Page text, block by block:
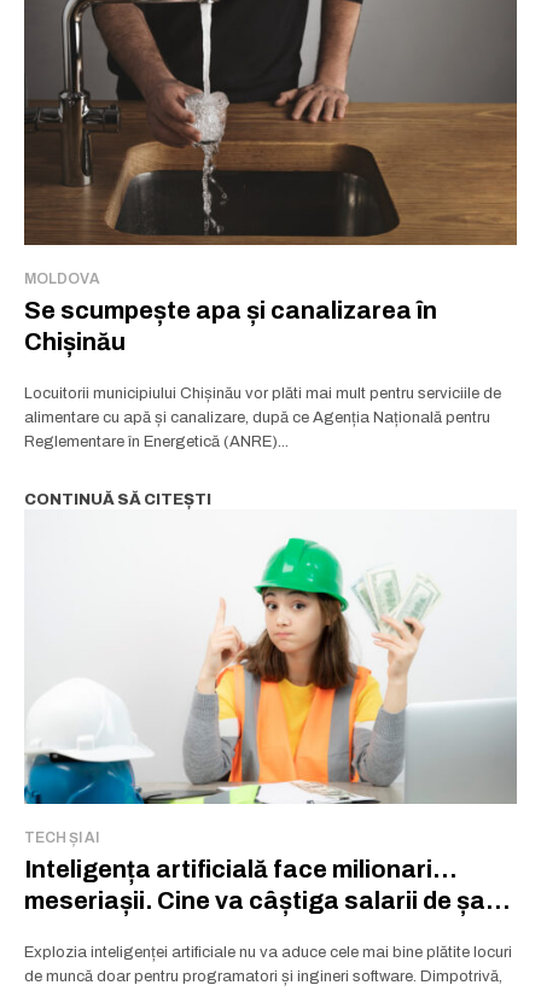
MOLDOVA
Se scumpește apa și canalizarea în
Chișinău
Locuitorii municipiului Chișinău vor plăti mai mult pentru serviciile de
alimentare cu apă și canalizare, după ce Agenția Națională pentru
Reglementare în Energetică (ANRE)...
CONTINUĂ SĂ CITEȘTI
TECH ȘI AI
Inteligența artificială face milionari…
meseriașii. Cine va câștiga salarii de șase
Explozia inteligenței artificiale nu va aduce cele mai bine plătite locuri
de muncă doar pentru programatori și ingineri software. Dimpotrivă,